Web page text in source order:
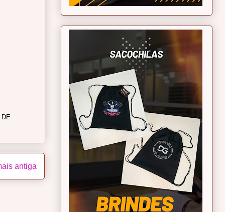
antiga